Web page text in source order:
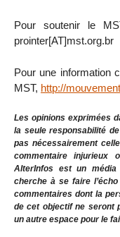
Pour soutenir le
prointer[AT]mst.org.br
Pour une information
MST, http://
Les opinions exprimées
la seule responsabilité
pas nécessairement
commentaire injurieux
AlterInfos est un
cherche à se faire
commentaires dont la
de cet objectif ne seront
un autre espace pour le